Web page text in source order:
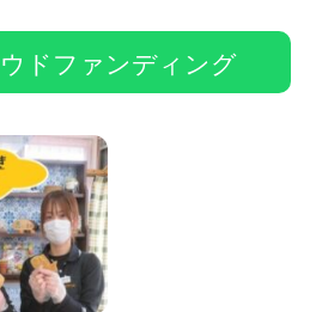
ドファンディング